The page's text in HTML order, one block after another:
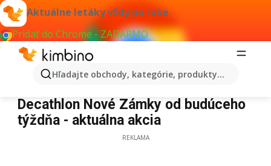
Aktuálne letáky vždy po ruke
Pridať do Chrome - ZADARMO
Hľadajte obchody, kategórie, produkty...
Decathlon Nové Zámky
Decathlon Nové Zámky od budúceho
týždňa - aktuálna akcia
REKLAMA